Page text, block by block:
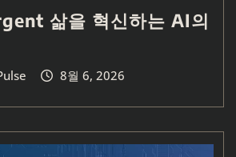
삶을 혁신하는 AI의
8월 6, 2026